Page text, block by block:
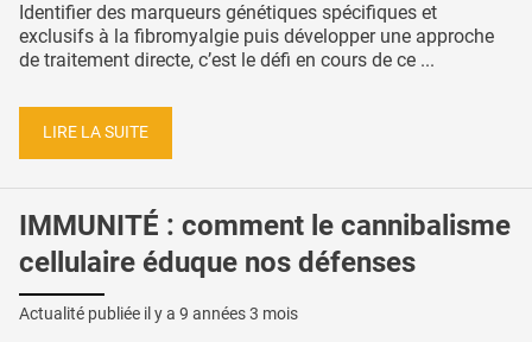
Identifier des marqueurs génétiques spécifiques et
exclusifs à la fibromyalgie puis développer une approche
de traitement directe, c’est le défi en cours de ce ...
LIRE LA SUITE
IMMUNITÉ : comment le cannibalisme
cellulaire éduque nos défenses
Actualité publiée il y a 9 années 3 mois